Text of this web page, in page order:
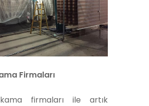
Firmaları
firmaları ile artık